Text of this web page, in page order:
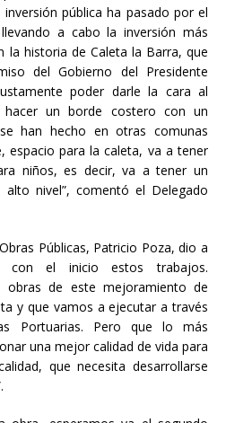
pública ha pasado por el
a cabo la inversión más
la historia de Caleta la Barra, que
del Gobierno del Presidente
poder darle la cara al
un borde costero con un
han hecho en otras comunas
espacio para la caleta, va a tener
niños, es decir, va a tener un
nivel”, comentó el Delegado
Públicas, Patricio Poza, dio a
con el inicio estos trabajos.
obras de este mejoramiento de
y que vamos a ejecutar a través
Portuarias. Pero que lo más
una mejor calidad de vida para
que necesita desarrollarse